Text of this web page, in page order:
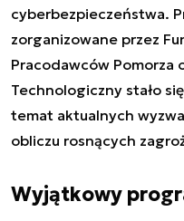
cyberbezpieczeństwa.
zorganizowane przez
Pracodawców Pomorza
Technologiczny stało
temat aktualnych
obliczu rosnących
Wyjątkowy